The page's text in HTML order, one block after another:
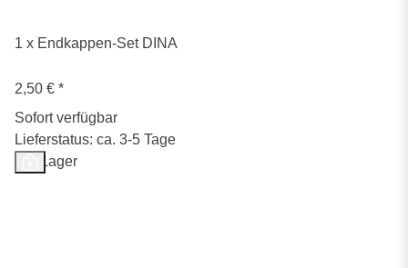
1 x Endkappen-Set DINA
2,50 € *
Sofort verfügbar
Lieferstatus: ca. 3-5 Tage
Auf Lager